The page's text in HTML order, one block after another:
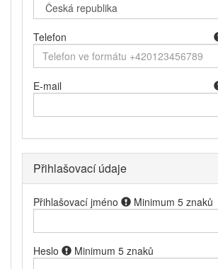
Telefon
E-mail
Přihlašovací údaje
Přihlašovací jméno Minimum 5 znaků
Heslo Minimum 5 znaků